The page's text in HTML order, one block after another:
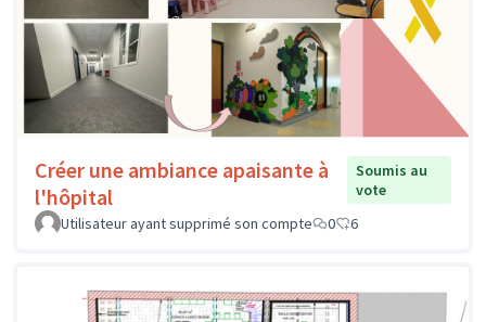
Créer une ambiance apaisante à
l'hôpital
Soumis au
vote
Utilisateur ayant supprimé son compte
0 6